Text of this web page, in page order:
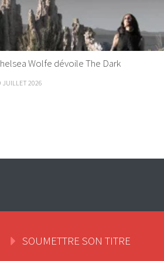
Wolfe dévoile The Dark
JUILLET 2026
SOUMETTRE SON TITRE